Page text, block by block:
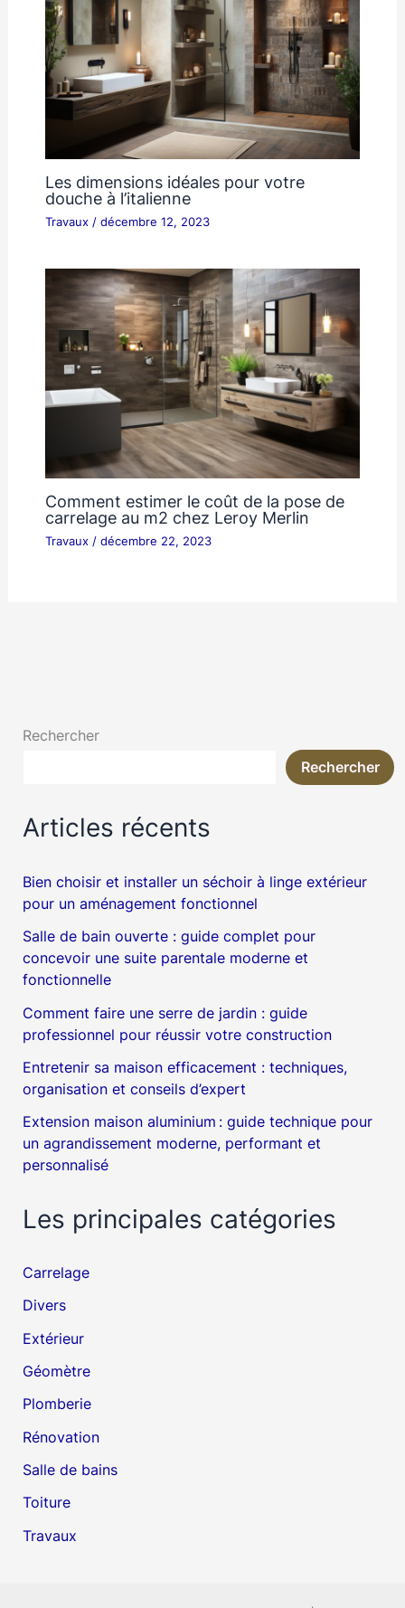
Les dimensions idéales pour votre
douche à l’italienne
Travaux/ décembre 12, 2023
Comment estimer le coût de la pose de
carrelage au m2 chez Leroy Merlin
Travaux/ décembre 22, 2023
Rechercher
Rechercher
Articles récents
Bien choisir et installer un séchoir à linge extérieur
pour un aménagement fonctionnel
Salle de bain ouverte : guide complet pour
concevoir une suite parentale moderne et
fonctionnelle
Comment faire une serre de jardin : guide
professionnel pour réussir votre construction
Entretenir sa maison efficacement : techniques,
organisation et conseils d’expert
Extension maison aluminium : guide technique pour
un agrandissement moderne, performant et
personnalisé
Les principales catégories
Carrelage
Divers
Extérieur
Géomètre
Plomberie
Rénovation
Salle de bains
Toiture
Travaux